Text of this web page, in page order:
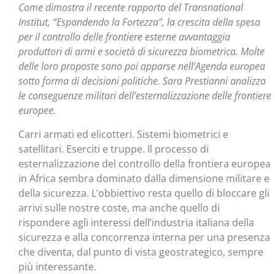
Come dimostra il recente rapporto del Transnational
Institut, “Espandendo la Fortezza”, la crescita della spesa
per il controllo delle frontiere esterne avvantaggia
produttori di armi e società di sicurezza biometrica. Molte
delle loro proposte sono poi apparse nell’Agenda europea
sotto forma di decisioni politiche. Sara Prestianni analizza
le conseguenze militari dell’esternalizzazione delle frontiere
europee.
Carri armati ed elicotteri. Sistemi biometrici e
satellitari. Eserciti e truppe. Il processo di
esternalizzazione del controllo della frontiera europea
in Africa sembra dominato dalla dimensione militare e
della sicurezza. L’obbiettivo resta quello di bloccare gli
arrivi sulle nostre coste, ma anche quello di
rispondere agli interessi dell’industria italiana della
sicurezza e alla concorrenza interna per una presenza
che diventa, dal punto di vista geostrategico, sempre
più interessante.